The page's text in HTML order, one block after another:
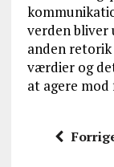
verden bliver
anden
værdier og
at agere